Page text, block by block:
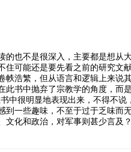
的也不是很深入，主要都是想
住可能还是要先看之前的研究
帙浩繁，但从语言和逻辑上来
书中抛弃了宗教学的角度，
中很明显地表现出来，不得不
到一些趣味，不至于过于乏味
化和政治，对军事则甚少言